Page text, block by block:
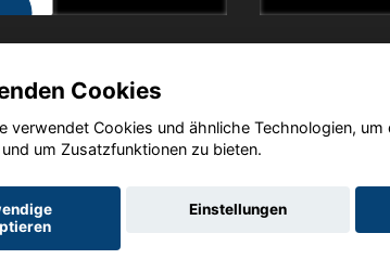
Copyright © 2026. Autohaus Blunck
AGB
Cookies
verwendet Cookies und ähnliche Technologien,
um Zusatzfunktionen zu bieten.
Einstellungen